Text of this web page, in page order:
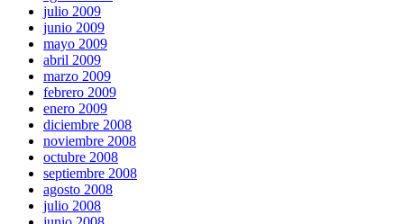
julio 2009
junio 2009
mayo 2009
abril 2009
marzo 2009
febrero 2009
enero 2009
diciembre 2008
noviembre 2008
octubre 2008
septiembre 2008
agosto 2008
julio 2008